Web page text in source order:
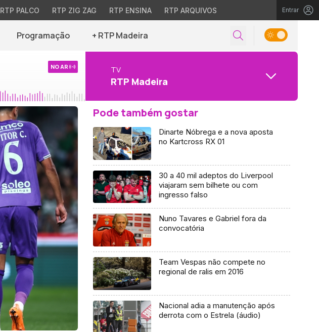
RTP PALCO RTP ZIG ZAG RTP ENSINA RTP ARQUIVOS Entrar
Programação + RTP Madeira
NO AR TV
RTP Madeira
Pode também gostar
Dinarte Nóbrega e a nova aposta
no Kartcross RX 01
30 a 40 mil adeptos do Liverpool
viajaram sem bilhete ou com
ingresso falso
Nuno Tavares e Gabriel fora da
convocatória
Team Vespas não compete no
regional de ralis em 2016
Nacional adia a manutenção após
derrota com o Estrela (áudio)